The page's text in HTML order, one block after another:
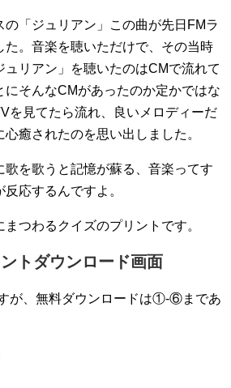
の「ジュリアン」この曲が先日FMラ
た。音楽を聴いただけで、その当時
リアン」を聴いたのはCMで流れて
にそんなCMがあったのか定かではな
を見てたら流れ、良いメロディーだ
癒されたのを思い出しました。
歌を歌うと記憶が蘇る、音楽ってす
応するんですよ。
つわるクイズのプリントです。
トダウンロード画面
が、無料ダウンロードは①-⑥まであ